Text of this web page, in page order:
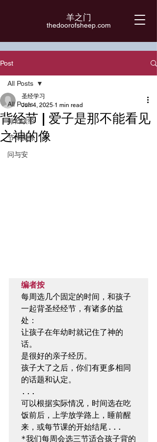
羊之门
​thedoorofsheep.com
Post
All Posts
每日读经
节律操练
问与安
All Posts
背经节 | 爱子是那不能看见
之神的像
圣经学习
Jun 4, 2025 1 min read
编者按
每周选几个固定的时间，和孩子
一起背圣经经节，有诸多的益
处：
让孩子在年幼时就记住了神的
话。
是很好的亲子经历。
孩子大了之后，你们有更多相同
的话题和认定。
...
可以根据实际情况，时间选在吃
饭前后，上学放学路上，睡前醒
来，或每节课的开始结尾...
*我们每周会选三节适合孩子背的